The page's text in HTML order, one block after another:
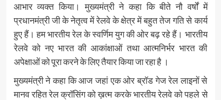
आभार व्यक्त किया। मुख्यमंत्री ने कहा कि बीते नौ वर्षों में
प्रधानमंत्री जी के नेतृत्व में रेलवे के क्षेत्र में बहुत तेज गति से कार्य
हुए हैं। हम भारतीय रेल के स्वर्णिम युग की ओर बढ़ रहे हैं। भारतीय
रेलवे को नए भारत की आकांक्षाओं तथा आत्मनिर्भर भारत की
अपेक्षाओं को पूरा करने के लिए तैयार किया जा रहा है ।
मुख्यमंत्री ने कहा कि आज जहां एक ओर ब्रॉड गेज रेल लाइनों से
मानव रहित रेल क्रॉसिंग को ख़त्म करके भारतीय रेलवे को पहले से